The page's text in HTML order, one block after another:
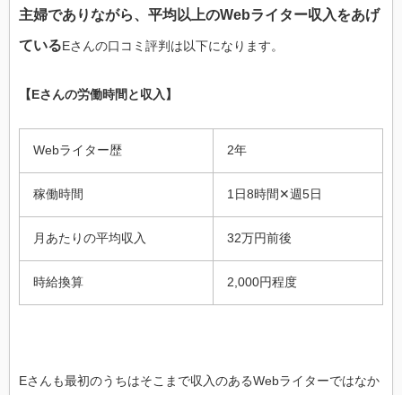
主婦でありながら、平均以上のWebライター収入をあげ
ているEさんの口コミ評判は以下になります。
【Eさんの労働時間と収入】
Webライター歴 2年
稼働時間 1日8時間✕週5日
月あたりの平均収入 32万円前後
時給換算 2,000円程度
Eさんも最初のうちはそこまで収入のあるWebライターではなか